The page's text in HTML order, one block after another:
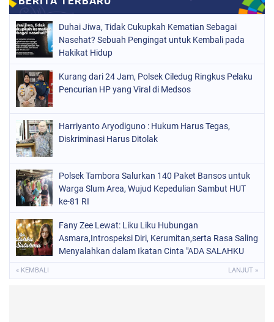
Duhai Jiwa, Tidak Cukupkah Kematian Sebagai
Nasehat? Sebuah Pengingat untuk Kembali pada
Hakikat Hidup
Kurang dari 24 Jam, Polsek Ciledug Ringkus Pelaku
Pencurian HP yang Viral di Medsos
Harriyanto Aryodiguno : Hukum Harus Tegas,
Diskriminasi Harus Ditolak
Polsek Tambora Salurkan 140 Paket Bansos untuk
Warga Slum Area, Wujud Kepedulian Sambut HUT
ke-81 RI
Fany Zee Lewat: Liku Liku Hubungan
Asmara,Introspeksi Diri, Kerumitan,serta Rasa Saling
Menyalahkan dalam Ikatan Cinta "ADA SALAHKU
« KEMBALI LANJUT »